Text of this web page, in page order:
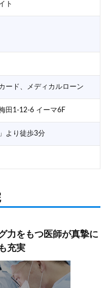
ト
ード、メディカルローン
田1-12-6 イーマ6F
より徒歩3分
力をもつ医師が真摯に
充実